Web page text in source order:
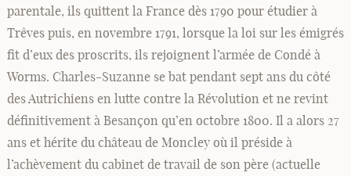
parentale, ils quittent la France dès 1790 pour étudier à
Trêves puis, en novembre 1791, lorsque la loi sur les émigrés
fit d’eux des proscrits, ils rejoignent l’armée de Condé à
Worms. Charles-Suzanne se bat pendant sept ans du côté
des Autrichiens en lutte contre la Révolution et ne revint
définitivement à Besançon qu’en octobre 1800. Il a alors 27
ans et hérite du château de Moncley où il préside à
l’achèvement du cabinet de travail de son père (actuelle